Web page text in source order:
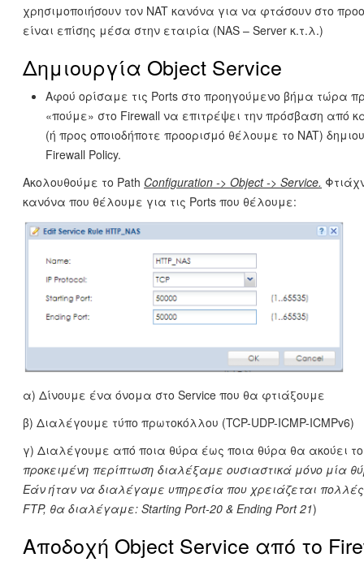
χρησιμοποιήσουν τον NAT κανόνα για να φτάσουν στο
είναι επίσης μέσα στην εταιρία (NAS – Server κ.τ.λ.)
Δημιουργία Object Service
Αφού ορίσαμε τις Ports στο προηγούμενο βήμα τώρα
«πούμε» στο Firewall να επιτρέψει την πρόσβαση από
(ή προς οποιoδήποτε προορισμό θέλουμε το NAT)
Firewall Policy.
Ακολουθούμε το Path Configuration -> Object -> Service.
κανόνα που θέλουμε για τις Ports που θέλουμε:
α) Δίνουμε ένα όνομα στο Service που θα φτιάξουμε
β) Διαλέγουμε τύπο πρωτοκόλλου (TCP-UDP-ICMP-ICMPv6)
γ) Διαλέγουμε από ποια θύρα έως ποια θύρα θα ακούει το
προκειμένη περίπτωση διαλέξαμε ουσιαστικά μόνο μία
Εάν ήταν να διαλέγαμε υπηρεσία που χρειάζεται
FTP, θα διαλέγαμε: Starting Port-20 & Ending Port 21)
Αποδοχή Object Service από το